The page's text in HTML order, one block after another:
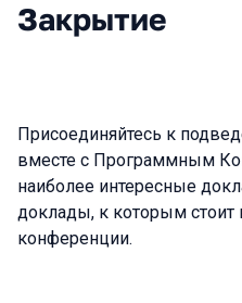
Закрытие
Присоединяйтесь к
вместе с Программным
наиболее интересные
доклады, к которым стоит
конференции.